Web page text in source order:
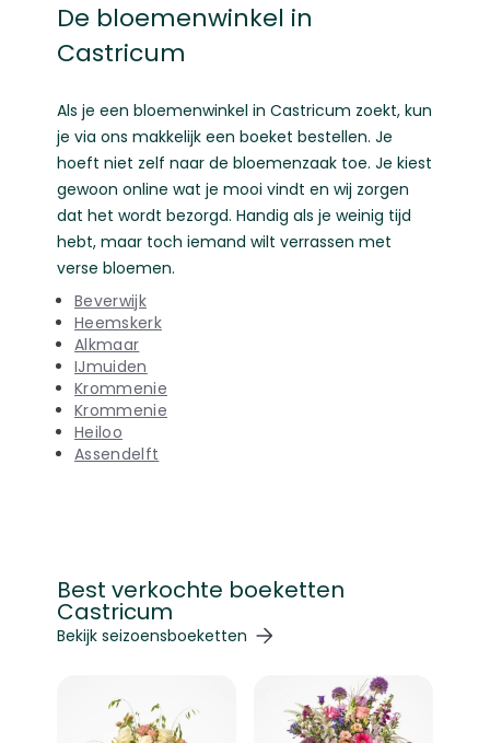
De bloemenwinkel in
Castricum
Als je een bloemenwinkel in Castricum zoekt, kun
je via ons makkelijk een boeket bestellen. Je
hoeft niet zelf naar de bloemenzaak toe. Je kiest
gewoon online wat je mooi vindt en wij zorgen
dat het wordt bezorgd. Handig als je weinig tijd
hebt, maar toch iemand wilt verrassen met
verse bloemen.
Beverwijk
Heemskerk
Alkmaar
IJmuiden
Krommenie
Krommenie
Heiloo
Assendelft
Best verkochte boeketten
Castricum
Navigeren door de elementen van de carrousel is
Druk om carrousel over te slaan
Bekijk seizoensboeketten